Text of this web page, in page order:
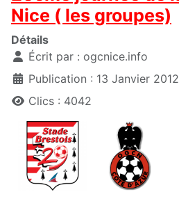
Nice ( les groupes)
Détails
Écrit par : ogcnice.info
Publication : 13 Janvier 2012
Clics : 4042